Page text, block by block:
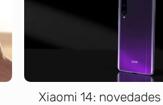
Xiaomi 14: novedades